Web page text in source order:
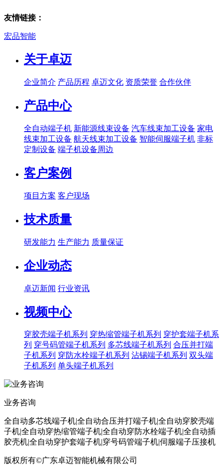
友情链接：
宏品智能
关于卓迈
企业简介 产品历程 卓迈文化 资质荣誉 合作伙伴
产品中心
全自动端子机 新能源线束设备 汽车线束加工设备 家电
线束加工设备 航天线束加工设备 智能伺服端子机 非标
定制设备 端子机设备周边
客户案例
项目方案 客户现场
技术质量
研发能力 生产能力 质量保证
企业动态
卓迈新闻 行业资讯
视频中心
穿胶壳端子机系列 穿热缩管端子机系列 穿护套端子机系
列 穿号码管端子机系列 多芯线端子机系列 合压并打端
子机系列 穿防水栓端子机系列 沾锡端子机系列 双头端
子机系列 单头端子机系列
业务咨询
全自动多芯线端子机|全自动合压并打端子机|全自动穿胶壳端
子机|全自动穿热缩管端子机|全自动穿防水栓端子机|全自动插
胶壳机|全自动穿护套端子机|穿号码管端子机|伺服端子压接机
版权所有©广东卓迈智能机械有限公司